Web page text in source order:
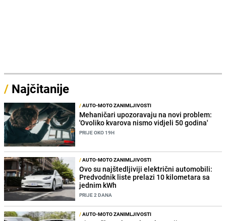
/ Najčitanije
/AUTO-MOTO ZANIMLJIVOSTI
Mehaničari upozoravaju na novi problem:
'Ovoliko kvarova nismo vidjeli 50 godina'
PRIJE OKO 19H
/AUTO-MOTO ZANIMLJIVOSTI
Ovo su najštedljiviji električni automobili:
Predvodnik liste prelazi 10 kilometara sa
jednim kWh
PRIJE 2 DANA
/AUTO-MOTO ZANIMLJIVOSTI